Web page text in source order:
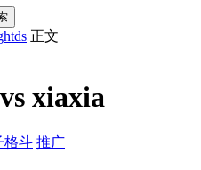
正文
xiaxia
格斗 推广